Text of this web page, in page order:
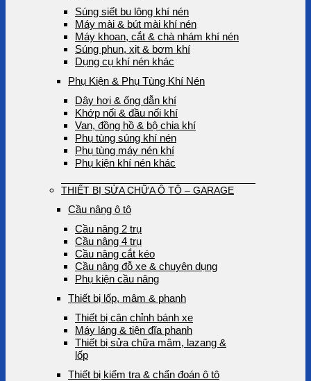
Súng siết bu lông khí nén
Máy mài & bút mài khí nén
Máy khoan, cắt & chà nhám khí nén
Súng phun, xịt & bơm khí
Dụng cụ khí nén khác
Phụ Kiện & Phụ Tùng Khí Nén
Dây hơi & ống dẫn khí
Khớp nối & đầu nối khí
Van, đồng hồ & bộ chia khí
Phụ tùng súng khí nén
Phụ tùng máy nén khí
Phụ kiện khí nén khác
THIẾT BỊ SỬA CHỮA Ô TÔ – GARAGE
Cầu nâng ô tô
Cầu nâng 2 trụ
Cầu nâng 4 trụ
Cầu nâng cắt kéo
Cầu nâng đỗ xe & chuyên dụng
Phụ kiện cầu nâng
Thiết bị lốp, mâm & phanh
Thiết bị cân chỉnh bánh xe
Máy láng & tiện đĩa phanh
Thiết bị sửa chữa mâm, lazang &
lốp
Thiết bị kiểm tra & chẩn đoán ô tô